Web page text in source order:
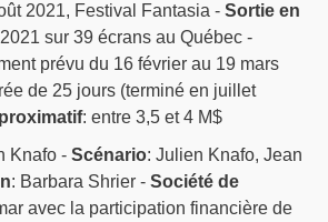
2021, Festival Fantasia -Sortie en
sur 39 écrans au Québec -
prévu du 16 février au 19 mars
de 25 jours (terminé en juillet
: entre 3,5 et 4 M$
Knafo -Scénario: Julien Knafo, Jean
: Barbara Shrier -Société de
avec la participation financière de